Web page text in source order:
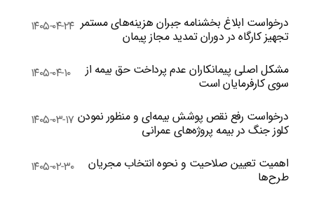
درخواست ابلاغ بخشنامه جبران هزینه‌های مستمر
تجهیز کارگاه در دوران تمدید مجاز پیمان
۱۴۰۵-۰۴-۲۴
مشکل اصلی پیمانکاران عدم پرداخت حق بیمه از
سوی کارفرمایان است
۱۴۰۵-۰۴-۱۰
درخواست رفع نقص پوشش بیمه‌ای و منظور نمودن
کلوز جنگ در بیمه پروژه‌های عمرانی
۱۴۰۵-۰۳-۱۷
اهمیت تعیین صلاحیت و نحوه انتخاب مجریان
طرح‌ها
۱۴۰۵-۰۲-۳۰